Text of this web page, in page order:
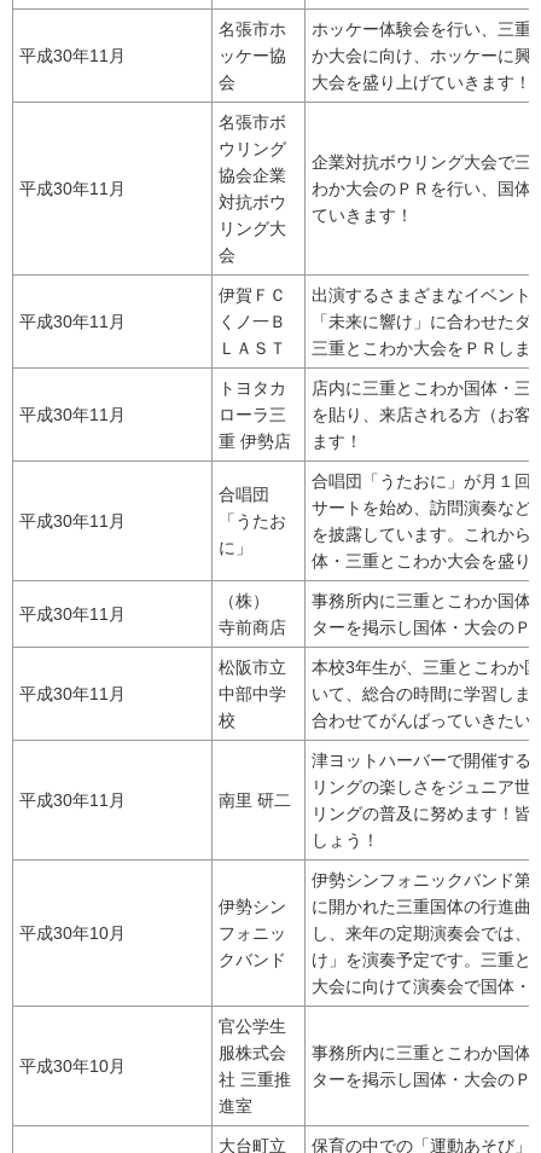
平成30年11月
名張市ホ
ッケー協
会
ホッケー体験会を行い、三重
か大会に向け、ホッケーに興
大会を盛り上げていきます！
平成30年11月
名張市ボ
ウリング
協会企業
対抗ボウ
リング大
会
企業対抗ボウリング大会で三
わか大会のＰＲを行い、国体
ていきます！
平成30年11月
伊賀ＦＣ
くノ一Ｂ
ＬＡＳＴ
出演するさまざまなイベント
「未来に響け」に合わせた
三重とこわか大会をＰＲしま
平成30年11月
トヨタカ
ローラ三
重 伊勢店
店内に三重とこわか国体・三
を貼り、来店される方（お客
ます！
平成30年11月
合唱団
「うたお
に」
合唱団「うたおに」が月１回
サートを始め、訪問演奏など
を披露しています。これから
体・三重とこわか大会を盛り
平成30年11月
（株）
寺前商店
事務所内に三重とこわか国体
ターを掲示し国体・大会のＰ
平成30年11月
松阪市立
中部中学
校
本校3年生が、三重とこわか
いて、総合の時間に学習しま
合わせてがんばっていきたい
平成30年11月 南里 研二
津ヨットハーバーで開催する
リングの楽しさをジュニア世
リングの普及に努めます！皆
しょう！
平成30年10月
伊勢シン
フォニッ
クバンド
伊勢シンフォニックバンド第
に開かれた三重国体の行進曲
し、来年の定期演奏会では、
け」を演奏予定です。三重と
大会に向けて演奏会で国体・
平成30年10月
官公学生
服株式会
社 三重推
進室
事務所内に三重とこわか国体
ターを掲示し国体・大会のＰ
大台町立 保育の中での「運動あそび」